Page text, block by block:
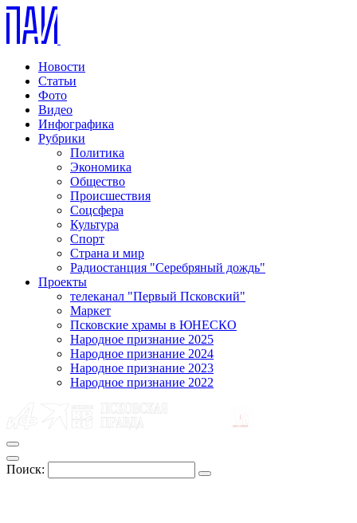
Новости
Статьи
Фото
Видео
Инфографика
Рубрики
Политика
Экономика
Общество
Происшествия
Соцсфера
Культура
Спорт
Страна и мир
Радиостанция "Серебряный дождь"
Проекты
телеканал "Первый Псковский"
Маркет
Псковские храмы в ЮНЕСКО
Народное признание 2025
Народное признание 2024
Народное признание 2023
Народное признание 2022
Поиск: